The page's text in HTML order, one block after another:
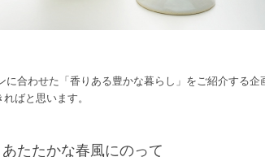
合わせた「香りある豊かな暮らし」をご紹介する企
ばと思います。
あたたかな春風にのって